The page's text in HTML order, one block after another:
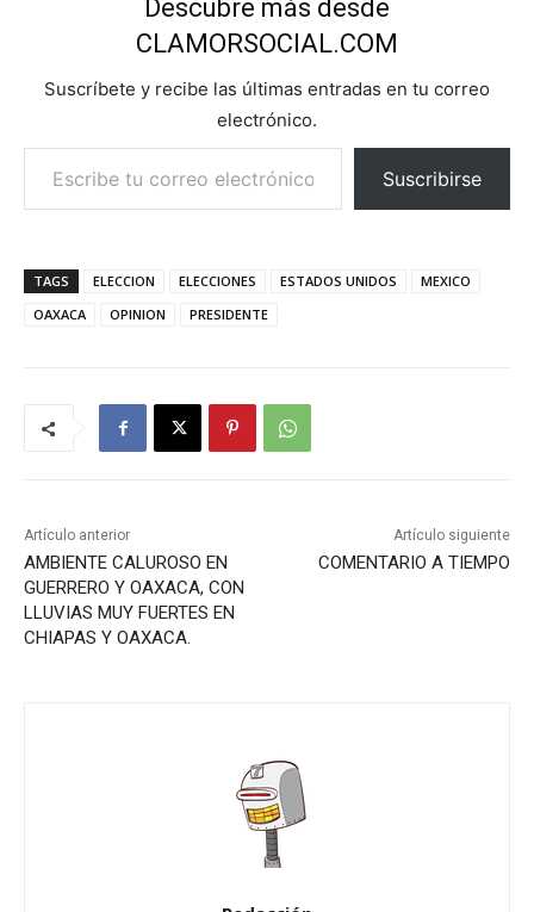
Descubre más desde
CLAMORSOCIAL.COM
Suscríbete y recibe las últimas entradas en tu correo
electrónico.
Escribe tu correo electrónico…
Suscribirse
TAGS ELECCION ELECCIONES ESTADOS UNIDOS
MEXICO
OAXACA
OPINION PRESIDENTE
Artículo anterior
AMBIENTE CALUROSO EN
GUERRERO Y OAXACA, CON
LLUVIAS MUY FUERTES EN
CHIAPAS Y OAXACA.
Artículo siguiente
COMENTARIO A TIEMPO